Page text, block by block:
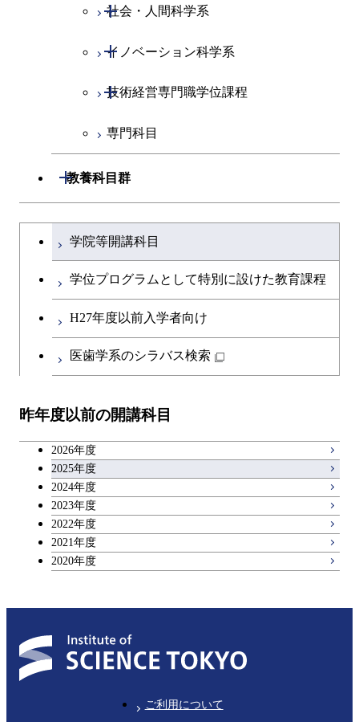
エンジニアリングデザイン
地球環境共創コース
エネルギーコース
エネルギー・情報コース
エンジニアリングデザイン
コース
物質・情報卓越コース
社会・人間科学系
開閉
社会・人間科学コース
イノベーション科学系
開閉
イノベーション科学コース
人間医療科学技術コース
技術経営専門職学位課程
開閉
技術経営専門職学位課程
専門科目
教養科目群
開閉
文系教養科目
英語科目
第二外国語科目
キャリア科目
大学院課程を切り替える
学院等開講科目
学位プログラムとして特別に設けた教育課程
H27年度以前入学者向け
医歯学系のシラバス検索
昨年度以前の開講科目
2026年度
2025年度
2024年度
2023年度
2022年度
2021年度
2020年度
ご利用について